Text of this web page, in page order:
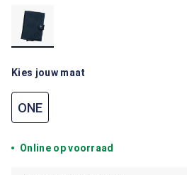
Kies jouw maat
ONE
Online op voorraad